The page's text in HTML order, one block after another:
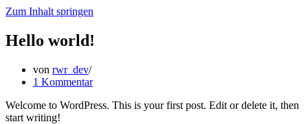
Zum Inhalt springen
Hello world!
von rwr_dev
1 Kommentar
Welcome to WordPress. This is your first post. Edit or delete it, then
start writing!